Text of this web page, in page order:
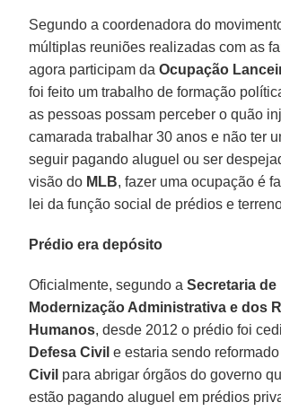
Segundo a coordenadora do
múltiplas reuniões realizadas com as
agora participam daOcupação
foi feito um trabalho de formação
as pessoas possam perceber o quão
camarada trabalhar 30 anos e não ter
seguir pagando aluguel ou ser
visão do MLB, fazer uma ocupação é
lei da função social de prédios e
Prédio era depósito
Oficialmente, segundo aSecretaria de
Modernização Administrativa e dos
Humanos, desde 2012 o prédio foi
Defesa Civil e estaria sendo
Civil para abrigar órgãos do governo
estão pagando aluguel em prédios